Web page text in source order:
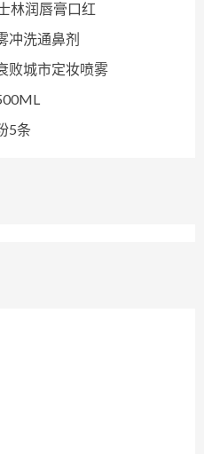
林润唇膏口红
冲洗通鼻剂
败城市定妆喷雾
5条